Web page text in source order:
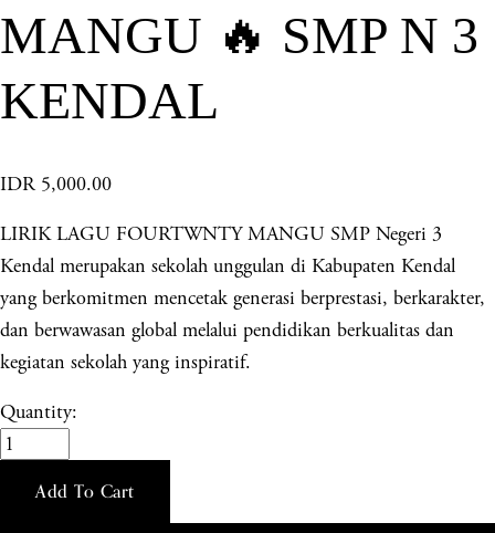
MANGU 🔥 SMP N 3
KENDAL
IDR 5,000.00
LIRIK LAGU FOURTWNTY MANGU SMP Negeri 3
Kendal merupakan sekolah unggulan di Kabupaten Kendal
yang berkomitmen mencetak generasi berprestasi, berkarakter,
dan berwawasan global melalui pendidikan berkualitas dan
kegiatan sekolah yang inspiratif.
Quantity:
Add To Cart